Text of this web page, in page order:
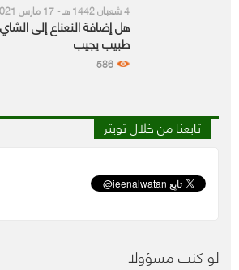
4 شعبان 1442 هـ - 17 مارس 2021 م
هل إضافة النعناع إلى
طبيب يجيب
586
تابعنا من خلال تويتر
لو كنت مسؤولا